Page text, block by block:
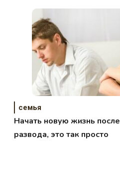
семья
Начать новую жизнь после
развода, это так просто